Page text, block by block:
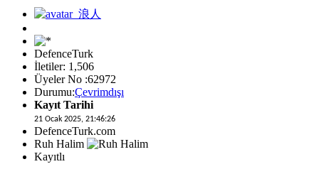
DefenceTurk
İletiler: 1,506
Üyeler No :62972
Durumu:Çevrimdışı
Kayıt Tarihi
21 Ocak 2025, 21:46:26
DefenceTurk.com
Ruh Halim
Kayıtlı